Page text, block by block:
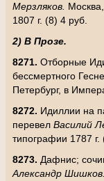
Мерзляков.
1807 г. (8) 4 руб.
2) В Прозе.
8271. Отборные
бессмертного
Петербург, в
8272. Идиллии на
перевел Василий
типографии 1787 г.
8273. Дафнис;
Александр Шишков.